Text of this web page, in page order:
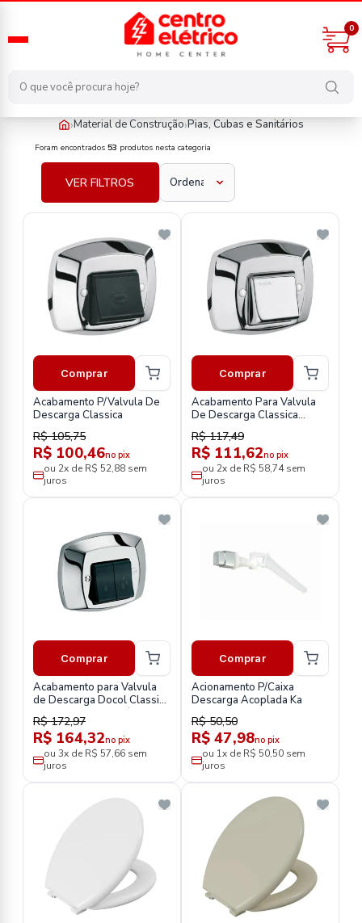
0
›Material de Construção›Pias, Cubas e Sanitários
material-de-construcao/pias-cubas-e-sanitarios
Foram encontrados 53 produtos nesta categoria
VER FILTROS
Comprar
Acabamento P/Valvula De
Descarga Classica
R$ 105,75
R$ 100,46no pix
ou 2x de R$ 52,88 sem
juros
Comprar
Acabamento Para Valvula
De Descarga Classica
Chrome Docol
R$ 117,49
R$ 111,62no pix
ou 2x de R$ 58,74 sem
juros
Comprar
Acabamento para Valvula
de Descarga Docol Classica
Salvagua Cromado/Preto
DIA/DIA
R$ 172,97
R$ 164,32no pix
ou 3x de R$ 57,66 sem
juros
Comprar
Acionamento P/Caixa
Descarga Acoplada Ka
R$ 50,50
R$ 47,98no pix
ou 1x de R$ 50,50 sem
juros